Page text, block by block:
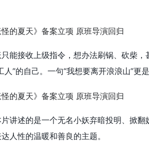
能接收上级指令，想办法刷锅、砍柴
人”的自己。一句“我想要离开浪浪山”更
讲述的是一个无名小妖弃暗投明、掀
人性的温暖和善良的主题。